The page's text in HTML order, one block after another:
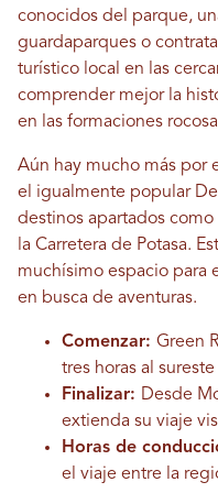
conocidos del parque,
guardaparques o
turístico local en las
comprender mejor la
en las formaciones
Aún hay mucho más por
el igualmente popular
destinos apartados
la Carretera de Potasa.
muchísimo espacio para
en busca de aventuras.
Comenzar: Green
tres horas al
Finalizar: Desde
extienda su viaje
Horas de
el viaje entre la